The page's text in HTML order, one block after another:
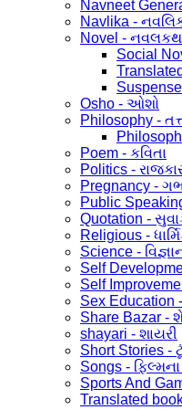
Navneet
Navlika -
Novel -
Social
Osho - ઓશો
Philosophy -
Poem - કવિતા
Politics -
Pregnancy -
Public
Quotation -
Religious -
Science -
Self
Self
Sex Education
Share Bazar -
shayari - શાયરી
Short Stories -
Songs -
Sports And
Translated